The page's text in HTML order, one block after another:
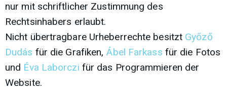
nur mit schriftlicher Zustimmung des
Rechtsinhabers erlaubt.
Nicht übertragbare Urheberrechte besitzt Győző
Dudás für die Grafiken, Ábel Farkass für die Fotos
und Éva Laborczi für das Programmieren der
Website.